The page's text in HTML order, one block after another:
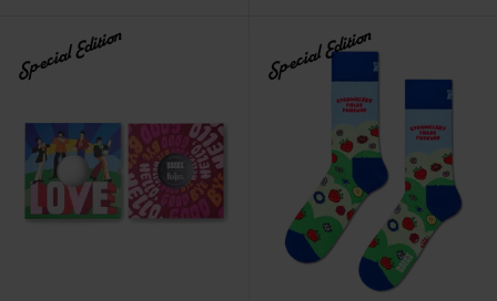
Special Edition Special Edition